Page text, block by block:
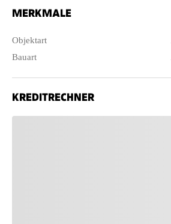
MERKMALE
Objektart
Bauart
KREDITRECHNER